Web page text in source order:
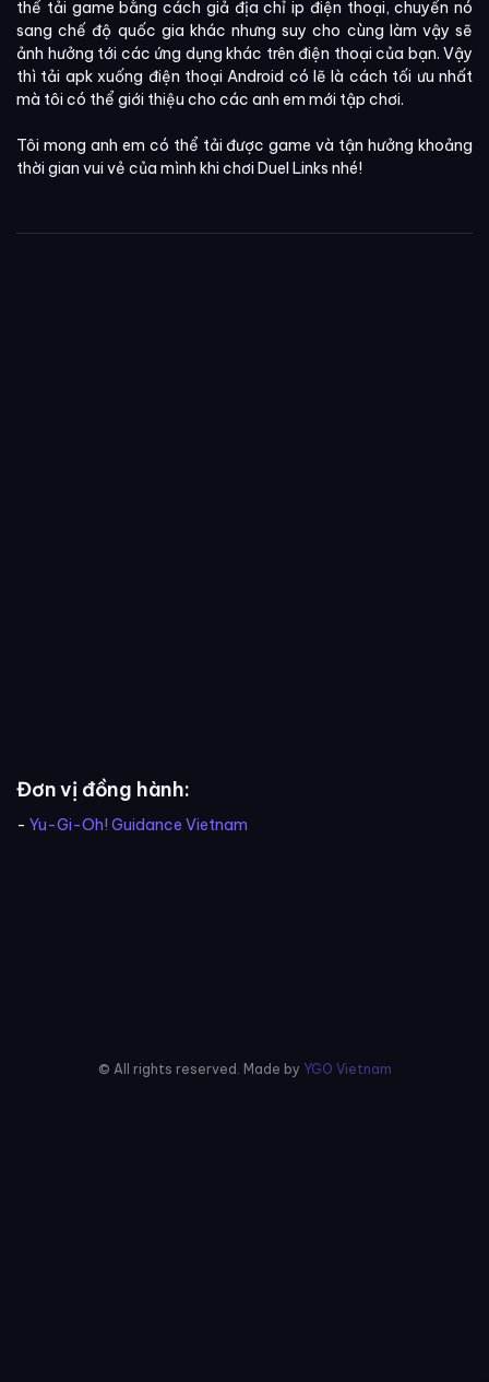
thể tải game bằng cách giả địa chỉ ip điện thoại, chuyển nó
sang chế độ quốc gia khác nhưng suy cho cùng làm vậy sẽ
ảnh hưởng tới các ứng dụng khác trên điện thoại của bạn. Vậy
thì tải apk xuống điện thoại Android có lẽ là cách tối ưu nhất
mà tôi có thể giới thiệu cho các anh em mới tập chơi.
Tôi mong anh em có thể tải được game và tận hưởng khoảng
thời gian vui vẻ của mình khi chơi Duel Links nhé!
Đơn vị đồng hành:
- Yu-Gi-Oh! Guidance Vietnam
© All rights reserved. Made by YGO Vietnam